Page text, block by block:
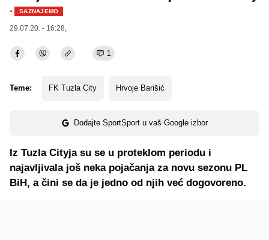
· SAZNAJEMO
29.07.20. - 16:28,
1
Teme: FK Tuzla City Hrvoje Barišić
Dodajte SportSport u vaš Google izbor
Iz Tuzla Cityja su se u proteklom periodu i
najavljivala još neka pojačanja za novu sezonu PL
BiH, a čini se da je jedno od njih već dogovoreno.